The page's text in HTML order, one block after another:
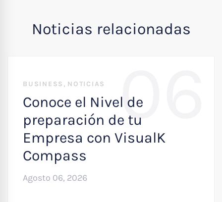
Noticias relacionadas
06
BUSINESS , NOTICIAS
Conoce el Nivel de
preparación de tu
Empresa con VisualK
Compass
Agosto 06, 2026